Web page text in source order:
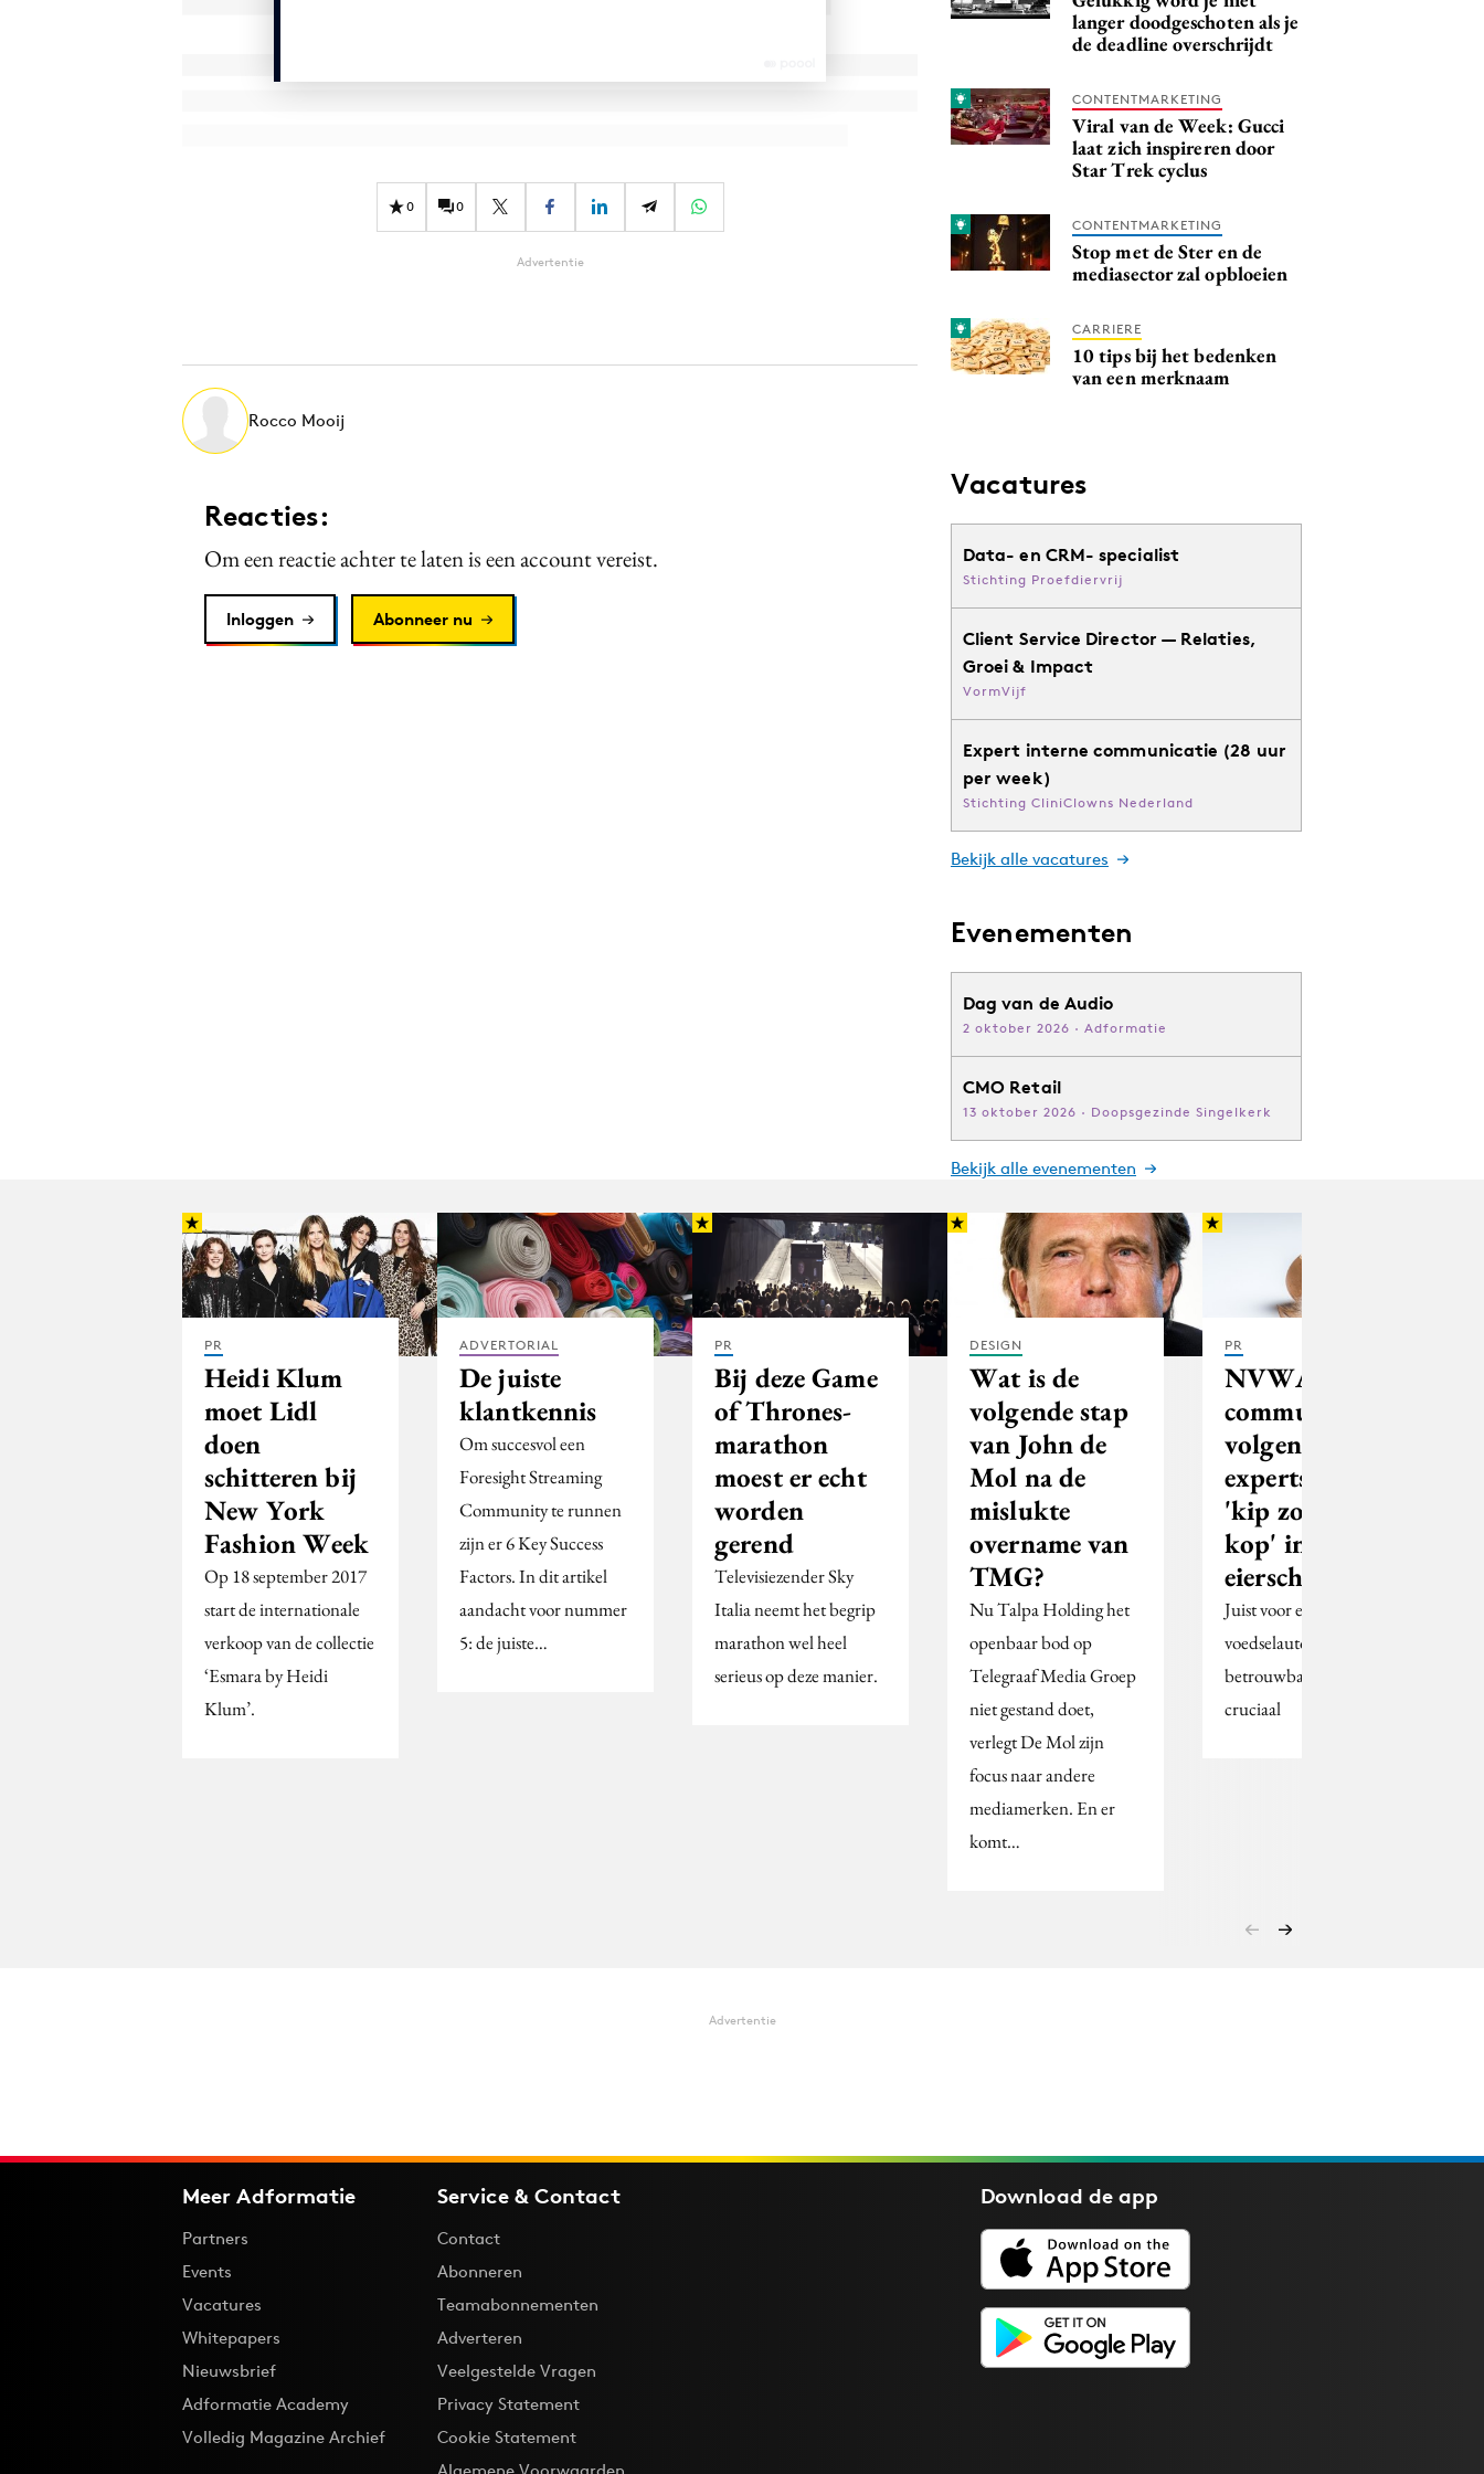
0 0
Advertentie
Rocco Mooij
Reacties:
Om een reactie achter te laten is een account vereist.
Inloggen Abonneer nu
langer doodgeschoten als je
de deadline overschrijdt
CONTENTMARKETING
Viral van de Week: Gucci
laat zich inspireren door
Star Trek cyclus
CONTENTMARKETING
Stop met de Ster en de
mediasector zal opbloeien
CARRIERE
10 tips bij het bedenken
van een merknaam
Vacatures
Data- en CRM- specialist
Stichting Proefdiervrij
Client Service Director — Relaties,
Groei & Impact
VormVijf
Expert interne communicatie (28 uur
per week)
Stichting CliniClowns Nederland
Bekijk alle vacatures
Evenementen
Dag van de Audio
2 oktober 2026 · Adformatie
CMO Retail
13 oktober 2026 · Doopsgezinde Singelkerk
Bekijk alle evenementen
PR
Heidi Klum
moet Lidl
doen
schitteren bij
New York
Fashion Week
Op 18 september 2017
start de internationale
verkoop van de collectie
‘Esmara by Heidi
Klum’.
ADVERTORIAL
De juiste
klantkennis
Om succesvol een
Foresight Streaming
Community te runnen
zijn er 6 Key Success
Factors. In dit artikel
aandacht voor nummer
5: de juiste…
PR
Bij deze Game
of Thrones-
marathon
moest er echt
worden
gerend
Televisiezender Sky
Italia neemt het begrip
marathon wel heel
serieus op deze manier.
DESIGN
Wat is de
volgende stap
van John de
Mol na de
mislukte
overname van
TMG?
Nu Talpa Holding het
openbaar bod op
Telegraaf Media Groep
niet gestand doet,
verlegt De Mol zijn
focus naar andere
mediamerken. En er
komt…
PR
NVWA
communiceert
volgens
experts als
'kip zonder
kop' in
eierschandaal
Juist voor een
voedselautoriteit is
betrouwbaarheid
cruciaal
Advertentie
Meer Adformatie
Partners
Events
Vacatures
Whitepapers
Nieuwsbrief
Adformatie Academy
Volledig Magazine Archief
Service & Contact
Contact
Abonneren
Teamabonnementen
Adverteren
Veelgestelde Vragen
Privacy Statement
Cookie Statement
Download deapp